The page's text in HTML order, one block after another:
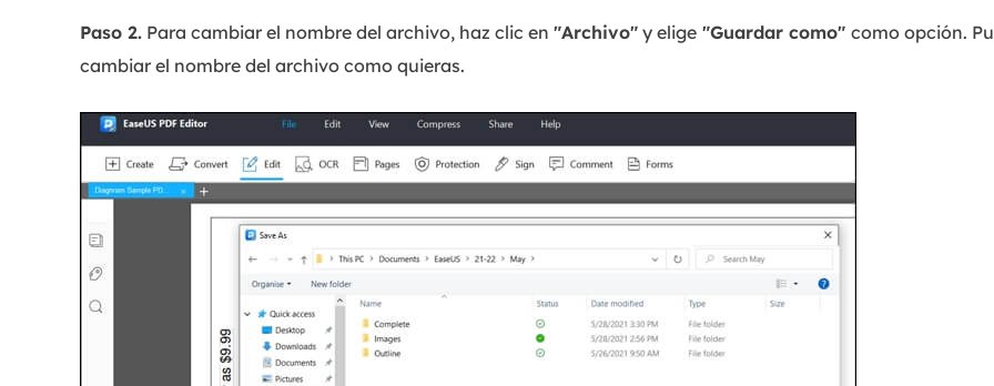
Paso 2. Para cambiar el nombre del archivo, haz clic en "Archivo" y elige "Guardar como" como opción.
cambiar el nombre del archivo como quieras.